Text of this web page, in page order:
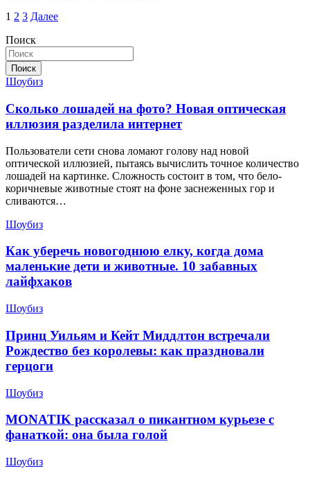
Пагинация
записей
1 2 3 Далее
Поиск
Поиск
Шоубиз
Сколько лошадей на фото? Новая оптическая
иллюзия разделила интернет
Пользователи сети снова ломают голову над новой
оптической иллюзией, пытаясь вычислить точное количество
лошадей на картинке. Сложность состоит в том, что бело-
коричневые животные стоят на фоне заснеженных гор и
сливаются…
Шоубиз
Как уберечь новогоднюю елку, когда дома
маленькие дети и животные. 10 забавных
лайфхаков
Шоубиз
Принц Уильям и Кейт Миддлтон встречали
Рождество без королевы: как праздновали
герцоги
Шоубиз
MONATIK рассказал о пикантном курьезе с
фанаткой: она была голой
Шоубиз